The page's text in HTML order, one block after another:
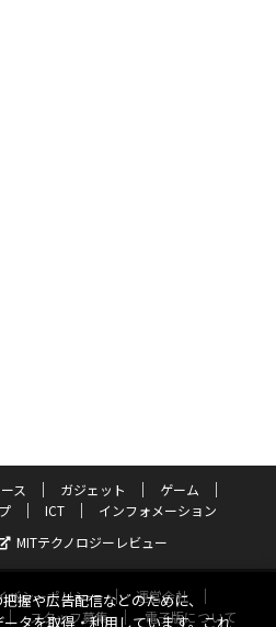
ス ガジェット
ゲーム
ICT
インフォメーション
MITテクノロジーレビュー
バシーポリシー
運営会社
スタッフ募集 電子版について
握や広告配信などのために、
タを取得・利用しています。これ